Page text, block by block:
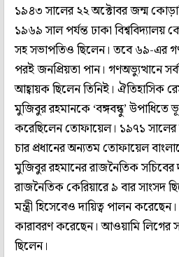
১৯৪৩ সালের ২২ অক্টোবর জন্ম
১৯৬৯ সাল পর্যন্ত ঢাকা বিশ্ববিদ্যালয়
সহ সভাপতিও ছিলেন। তবে ৬৯-এর
পরই জনপ্রিয়তা পান। গণঅভ্যুত্থানে
আহ্বায়ক ছিলেন তিনিই। ঐতিহাসিক
মুজিবুর রহমানকে ‘বঙ্গবন্ধু’
করেছিলেন তোফায়েল। ১৯৭১ সালের
চার প্রধানের অন্যতম তোফায়েল
মুজিবুর রহমানের রাজনৈতিক সচিবের
রাজনৈতিক কেরিয়ারে ৯ বার সাংসদ
মন্ত্রী হিসেবেও দায়িত্ব পালন
কারাবরণ করেছেন। আওয়ামি লিগের
ছিলেন।